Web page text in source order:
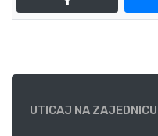
UTICAJ NA ZAJEDNICU